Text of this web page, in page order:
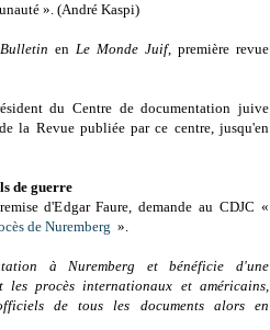
». (André Kaspi)
Bulletin en Le Monde Juif, première revue
du Centre de documentation juive
la Revue publiée par ce centre, jusqu'en
de guerre
d'Edgar Faure, demande au CDJC «
de Nuremberg ».
à Nuremberg et bénéficie d'une
les procès internationaux et américains,
de tous les documents alors en